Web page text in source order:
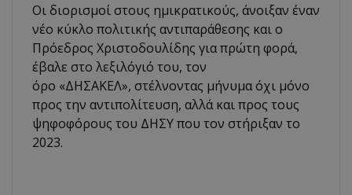
Οι διορισμοί στους ημικρατικούς, άνοιξαν έναν
νέο κύκλο πολιτικής αντιπαράθεσης και ο
Πρόεδρος Χριστοδουλίδης για πρώτη φορά,
έβαλε στο λεξιλόγιό του, τον
όρο «ΔΗΣΑΚΕΛ», στέλνοντας μήνυμα όχι μόνο
προς την αντιπολίτευση, αλλά και προς τους
ψηφοφόρους του ΔΗΣΥ που τον στήριξαν το
2023.